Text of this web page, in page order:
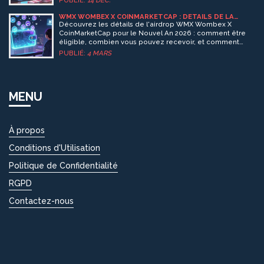
WMX WOMBEX X COINMARKETCAP : DÉTAILS DE LA
CAMPAGNE AIRDROP DE NOUVEL AN
Découvrez les détails de l'airdrop WMX Wombex X
CoinMarketCap pour le Nouvel An 2026 : comment être
éligible, combien vous pouvez recevoir, et comment
éviter les arnaques. Tout ce qu'il faut savoir sur cette
PUBLIÉ: 4 MARS
MENU
À propos
Conditions d'Utilisation
Politique de Confidentialité
RGPD
Contactez-nous